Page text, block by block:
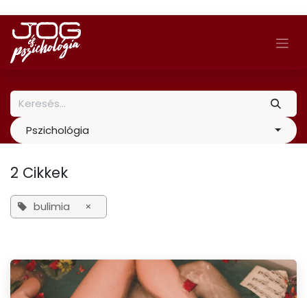
Skip to Content
Pszichológia
2 Cikkek
bulimia ×